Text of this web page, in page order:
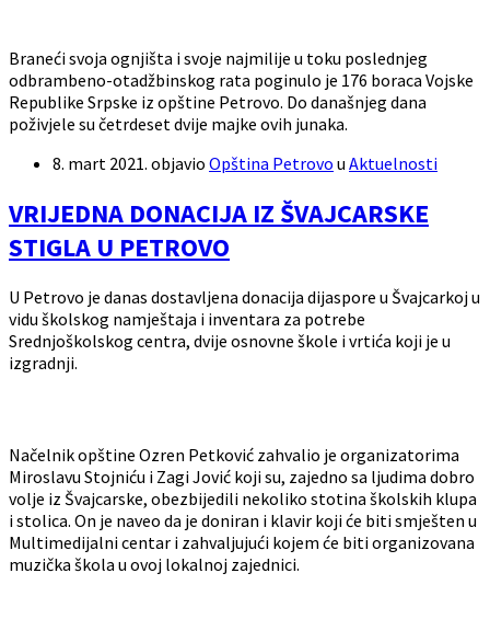
Braneći svoja ognjišta i svoje najmilije u toku poslednjeg
odbrambeno-otadžbinskog rata poginulo je 176 boraca Vojske
Republike Srpske iz opštine Petrovo. Do današnjeg dana
poživjele su četrdeset dvije majke ovih junaka.
8. mart 2021. objavio Opština Petrovo u Aktuelnosti
VRIJEDNA DONACIJA IZ ŠVAJCARSKE
STIGLA U PETROVO
U Petrovo je danas dostavljena donacija dijaspore u Švajcarkoj u
vidu školskog namještaja i inventara za potrebe
Srednjoškolskog centra, dvije osnovne škole i vrtića koji je u
izgradnji.
Načelnik opštine Ozren Petković zahvalio je organizatorima
Miroslavu Stojniću i Zagi Jović koji su, zajedno sa ljudima dobro
volje iz Švajcarske, obezbijedili nekoliko stotina školskih klupa
i stolica. On je naveo da je doniran i klavir koji će biti smješten u
Multimedijalni centar i zahvaljujući kojem će biti organizovana
muzička škola u ovoj lokalnoj zajednici.